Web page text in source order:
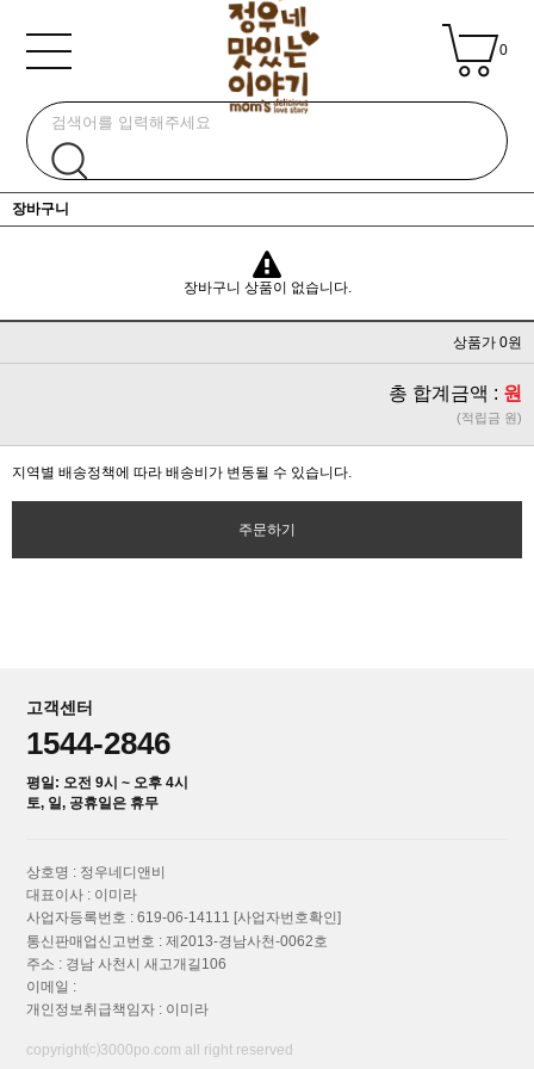
0
장바구니
장바구니 상품이 없습니다.
상품가 0원
총 합계금액 : 원
(적립금 원)
지역별 배송정책에 따라 배송비가 변동될 수 있습니다.
주문하기
고객센터
1544-2846
평일: 오전 9시 ~ 오후 4시
토, 일, 공휴일은 휴무
상호명 : 정우네디앤비
대표이사 : 이미라
사업자등록번호 : 619-06-14111 [사업자번호확인]
통신판매업신고번호 : 제2013-경남사천-0062호
주소 : 경남 사천시 새고개길106
이메일 :
개인정보취급책임자 : 이미라
copyright⒞3000po.com all right reserved